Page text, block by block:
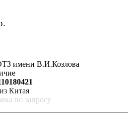
имени В.И.Козлова
Китая
по запросу